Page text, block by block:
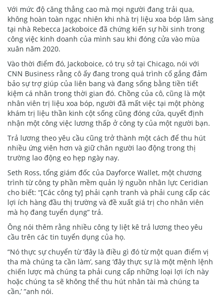
Với mức độ căng thẳng cao mà mọi người đang trải qua,
không hoàn toàn ngạc nhiên khi nhà trị liệu xoa bóp lâm sàng
tại nhà Rebecca Jackoboice đã chứng kiến sự hồi sinh trong
công việc kinh doanh của mình sau khi đóng cửa vào mùa
xuân năm 2020.
Vào thời điểm đó, Jackoboice, có trụ sở tại Chicago, nói với
CNN Business rằng cô ấy đang trong quá trình cố gắng đảm
bảo sự trợ giúp của liên bang và đang sống bằng tiền tiết
kiệm cá nhân trong thời gian đó. Chồng của cô, cũng là một
nhân viên trị liệu xoa bóp, người đã mất việc tại một phòng
khám trị liệu thần kinh cột sống cũng đóng cửa, quyết định
nhận một công việc lương thấp ở công ty của một người bạn.
Trả lương theo yêu cầu cũng trở thành một cách để thu hút
nhiều ứng viên hơn và giữ chân người lao động trong thị
trường lao động eo hẹp ngày nay.
Seth Ross, tổng giám đốc của Dayforce Wallet, một chương
trình từ công ty phần mềm quản lý nguồn nhân lực Ceridian
cho biết: “[Các công ty] phải cạnh tranh và phải cung cấp các
lợi ích hàng đầu thị trường và đề xuất giá trị cho nhân viên
mà họ đang tuyển dụng” trả.
Ông nói thêm rằng nhiều công ty liệt kê trả lương theo yêu
cầu trên các tin tuyển dụng của họ.
“Nó thực sự chuyển từ ‘đây là điều gì đó từ một quan điểm vị
tha mà chúng ta cần làm’, sang ‘đây thực sự là một mệnh lệnh
chiến lược mà chúng ta phải cung cấp những loại lợi ích này
hoặc chúng ta sẽ không thể thu hút nhân tài mà chúng ta
cần,’ ”anh nói.